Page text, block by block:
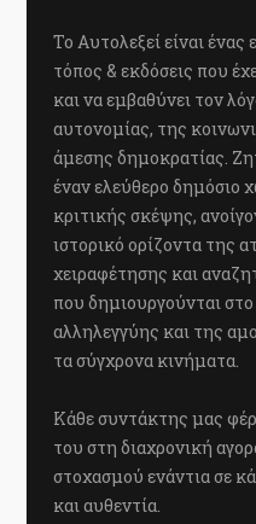
Το Αυτολεξεί είναι
τόπος & εκδόσεις που
και να εμβαθύνει τον
αυτονομίας, της
άμεσης δημοκρατίας.
έναν ελεύθερο δημόσιο
κριτικής σκέψης,
ιστορικό ορίζοντα της
χειραφέτησης και
που δημιουργούνται
αλληλεγγύης και της
τα σύγχρονα κινήματα.
Κάθε συντάκτης μας
του στη διαχρονική
στοχασμού ενάντια σε
και αυθεντία.